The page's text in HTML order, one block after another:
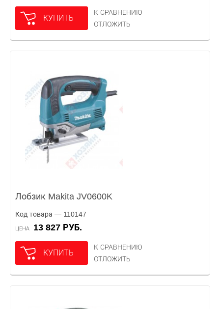
КУПИТЬ
К СРАВНЕНИЮ
ОТЛОЖИТЬ
Лобзик Makita JV0600K
Код товара — 110147
ЦЕНА 13 827 РУБ.
КУПИТЬ
К СРАВНЕНИЮ
ОТЛОЖИТЬ